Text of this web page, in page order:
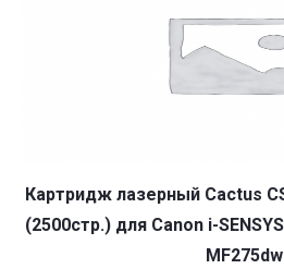
Картридж лазерный Cactus
(2500стр.) для Canon i-
MF275dw